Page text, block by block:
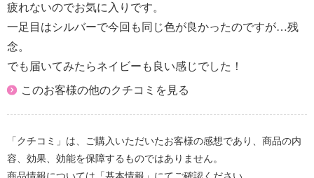
疲れないのでお気に入りです。
一足目はシルバーで今回も同じ色が良かったのですが…残
念。
でも届いてみたらネイビーも良い感じでした！
このお客様の他のクチコミを見る
「クチコミ」は、ご購入いただいたお客様の感想であり、商品の内
容、効果、効能を保障するものではありません。